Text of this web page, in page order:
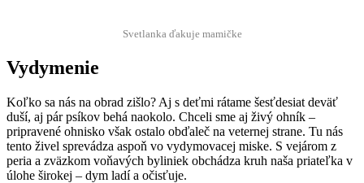
Svet­lanka ďaku­je mamičke
Vydymenie
Koľko sa nás na obrad ziš­lo? Aj s deť­mi rátame šesťde­si­at deväť
duší, aj pár psíkov behá naoko­lo. Chceli sme aj živý ohník –
pripravené ohnisko však osta­lo obďaleč na vet­ernej strane. Tu nás
ten­to živ­el spre­vádza aspoň vo vydy­movacej miske. S vejárom z
peria a zväzkom voňavých bylin­iek obchádza kruh naša pri­ateľ­ka v
úlo­he širokej – dym ladí a očisťuje.